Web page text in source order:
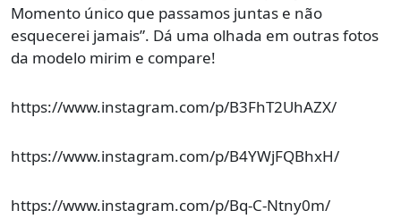
Momento único que passamos juntas e não
esquecerei jamais”. Dá uma olhada em outras fotos
da modelo mirim e compare!
https://www.instagram.com/p/B3FhT2UhAZX/
https://www.instagram.com/p/B4YWjFQBhxH/
https://www.instagram.com/p/Bq-C-Ntny0m/